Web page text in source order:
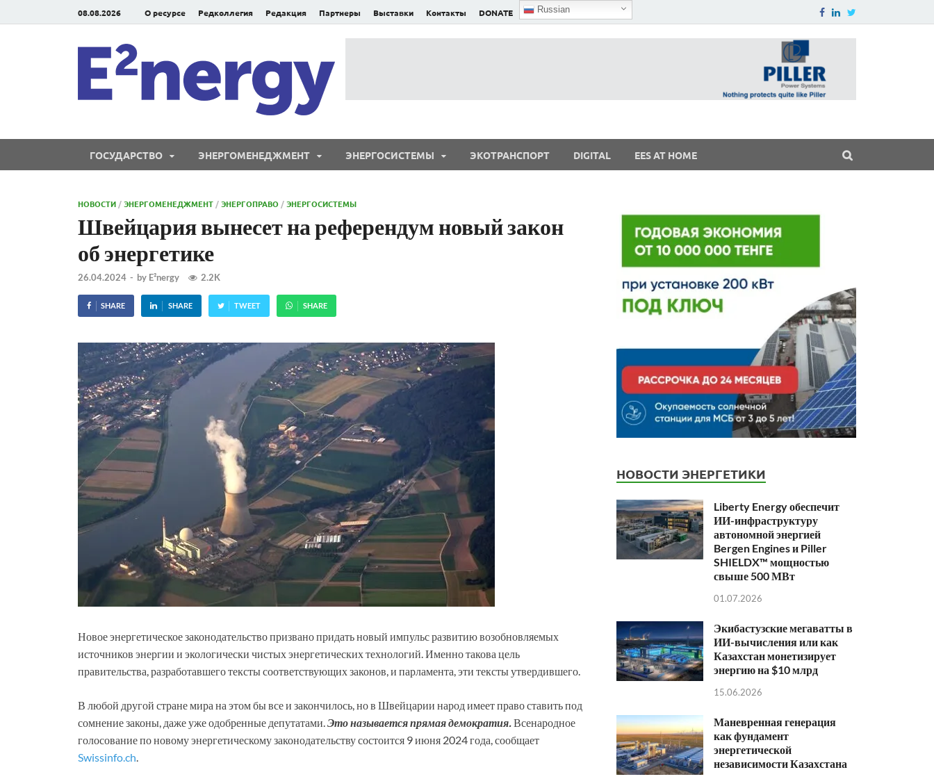
08.08.2026 О ресурсе Редколлегия Редакция Партнеры Выставки Контакты DONATE Russian
ГОСУДАРСТВО ЭНЕРГОМЕНЕДЖМЕНТ ЭНЕРГОСИСТЕМЫ ЭКОТРАНСПОРТ DIGITAL EES AT HOME
НОВОСТИ /ЭНЕРГОМЕНЕДЖМЕНТ /ЭНЕРГОПРАВО /ЭНЕРГОСИСТЕМЫ
Швейцария вынесет на референдум новый закон
об энергетике
26.04.2024 - by E²nergy 2.2K
SHARE SHARE TWEET SHARE
Новое энергетическое законодательство призвано придать новый импульс развитию возобновляемых
источников энергии и экологически чистых энергетических технологий. Именно такова цель
правительства, разработавшего тексты соответствующих законов, и парламента, эти тексты утвердившего.
В любой другой стране мира на этом бы все и закончилось, но в Швейцарии народ имеет право ставить под
сомнение законы, даже уже одобренные депутатами.Это называется прямая демократия.Всенародное
голосование по новому энергетическому законодательству состоится 9 июня 2024 года, сообщает
Swissinfo.ch.
НОВОСТИ ЭНЕРГЕТИКИ
Liberty Energy обеспечит
ИИ-инфраструктуру
автономной энергией
Bergen Engines и Piller
SHIELDX™ мощностью
свыше 500 МВт
01.07.2026
Экибастузские мегаватты в
ИИ-вычисления или как
Казахстан монетизирует
энергию на $10 млрд
15.06.2026
Маневренная генерация
как фундамент
энергетической
независимости Казахстана